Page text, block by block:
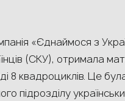
«Єднаймося з
(СКУ), отримала
8 квадроциклів. Це
підрозділу